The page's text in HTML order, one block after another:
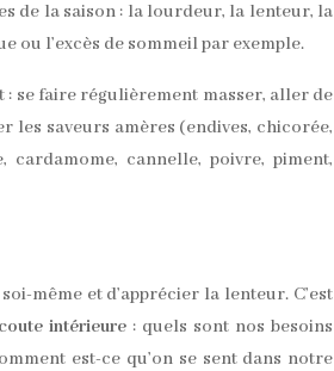
de la saison : la lourdeur, la lenteur, la
ou l’excès de sommeil par exemple.
se faire régulièrement masser, aller de
les saveurs amères (endives, chicorée,
cannelle, poivre, piment,
même et d’apprécier la lenteur. C’est
intérieure: quels sont nos besoins
est-ce qu’on se sent dans notre